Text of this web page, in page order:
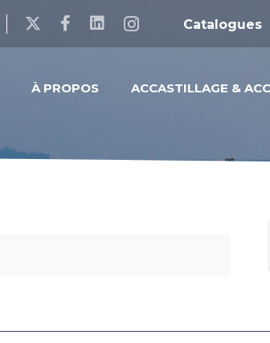
Catalogues
À PROPOS ACCASTILLAGE &